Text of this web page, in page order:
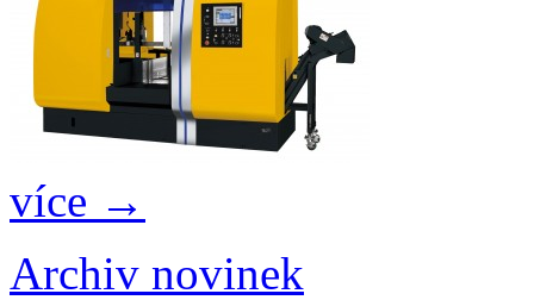
více →
Archiv novinek